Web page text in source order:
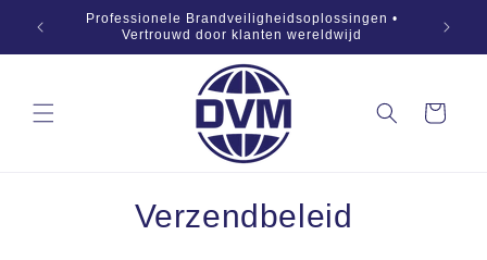
inhoud
Professionele Brandveiligheidsoplossingen •
Vertrouwd door klanten wereldwijd
OEM
Winkelwagen
Verzendbeleid